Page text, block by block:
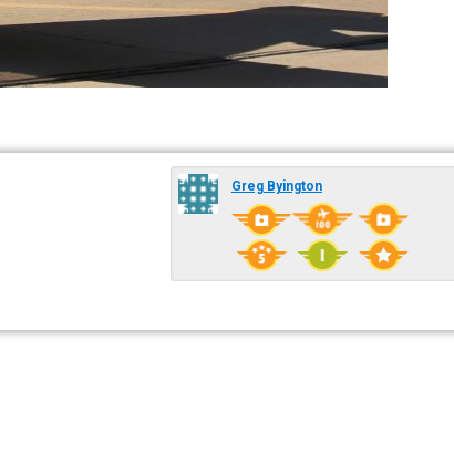
Greg Byington